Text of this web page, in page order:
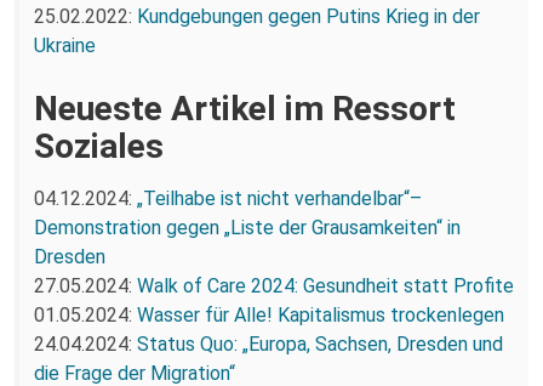
25.02.2022: Kundgebungen gegen Putins Krieg in der
Ukraine
Neueste Artikel im Ressort
Soziales
04.12.2024: „Teilhabe ist nicht verhandelbar“–
Demonstration gegen „Liste der Grausamkeiten“ in
Dresden
27.05.2024: Walk of Care 2024: Gesundheit statt Profite
01.05.2024: Wasser für Alle! Kapitalismus trockenlegen
24.04.2024: Status Quo: „Europa, Sachsen, Dresden und
die Frage der Migration“